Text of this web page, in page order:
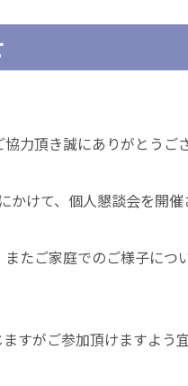
力頂き誠にありがとうござ
て、個人懇談会を開催
たご家庭でのご様子につ
すがご参加頂けますよう